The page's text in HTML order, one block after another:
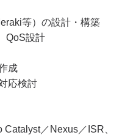
等）の設計・構築
QoS設計
成
応検討
／Nexus／ISR、